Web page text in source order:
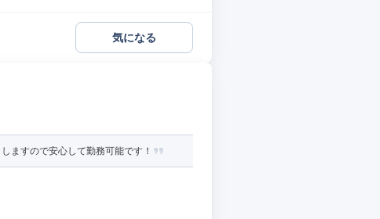
気になる
ますので安心して勤務可能です！